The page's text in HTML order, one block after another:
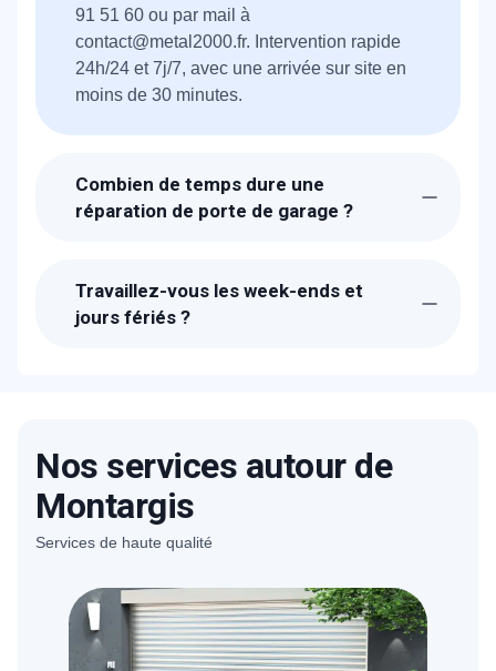
91 51 60 ou par mail à
contact@metal2000.fr. Intervention rapide
24h/24 et 7j/7, avec une arrivée sur site en
moins de 30 minutes.
Combien de temps dure une
réparation de porte de garage ?
réparations sont effectuées lors de notre
première visite.
Travaillez-vous les week-ends et
jours fériés ?
Nos services autour de
Montargis
Services de haute qualité